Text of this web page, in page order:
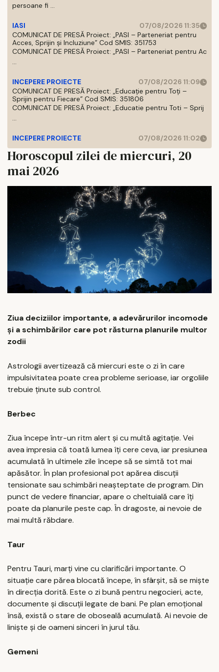
persoane fi ...
IASI
07/08/2026 11:35
COMUNICAT DE PRESĂ Proiect: „PASI – Parteneriat pentru
Acces, Sprijin și Incluziune” Cod SMIS: 351753
COMUNICAT DE PRESĂ Proiect: „PASI – Parteneriat pentru Ac
...
INCEPERE PROIECTE
07/08/2026 11:09
COMUNICAT DE PRESĂ Proiect: „Educație pentru Toți –
Sprijin pentru Fiecare” Cod SMIS: 351806
COMUNICAT DE PRESĂ Proiect: „Educatie pentru Toti – Sprij
...
INCEPERE PROIECTE 07/08/2026 11:02
Horoscopul zilei de miercuri, 20
mai 2026
Ziua deciziilor importante, a adevărurilor incomode
și a schimbărilor care pot răsturna planurile multor
zodii
Astrologii avertizează că miercuri este o zi în care
impulsivitatea poate crea probleme serioase, iar orgoliile
trebuie ținute sub control.
Berbec
Ziua începe într-un ritm alert și cu multă agitație. Vei
avea impresia că toată lumea îți cere ceva, iar presiunea
acumulată în ultimele zile începe să se simtă tot mai
apăsător. În plan profesional pot apărea discuții
tensionate sau schimbări neașteptate de program. Din
punct de vedere financiar, apare o cheltuială care îți
poate da planurile peste cap. În dragoste, ai nevoie de
mai multă răbdare.
Taur
Pentru Tauri, marți vine cu clarificări importante. O
situație care părea blocată începe, în sfârșit, să se miște
în direcția dorită. Este o zi bună pentru negocieri, acte,
documente și discuții legate de bani. Pe plan emoțional
însă, există o stare de oboseală acumulată. Ai nevoie de
liniște și de oameni sinceri în jurul tău.
Gemeni